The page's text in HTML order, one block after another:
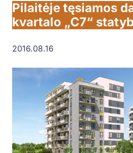
Pilaitėje tęsiamos
kvartalo „C7“
2016.08.16